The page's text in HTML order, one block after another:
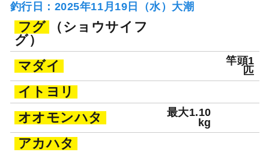
釣行日：2025年11月19日（水）大潮
フグ
（ショウサイフ
グ）
マダイ
竿頭1
匹
イトヨリ
オオモンハタ
最大1.10
kg
アカハタ